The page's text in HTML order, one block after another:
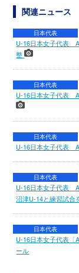
関連ニュース
日本代表
U-16日本女子代表
整
日本代表
U-16日本女子代表
日本代表
U-16日本女子代表
日本代表
U-16日本女子代表
沼津U-14と練習試合
日本代表
U-16日本女子代表〔
ール